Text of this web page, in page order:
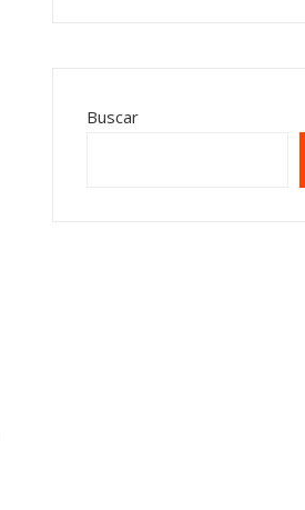
Buscar